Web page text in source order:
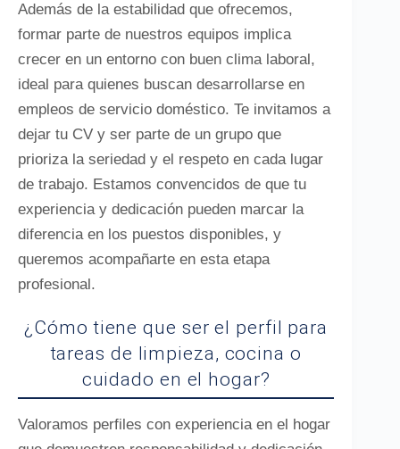
Además de la estabilidad que ofrecemos,
formar parte de nuestros equipos implica
crecer en un entorno con buen clima laboral,
ideal para quienes buscan desarrollarse en
empleos de servicio doméstico. Te invitamos a
dejar tu CV y ser parte de un grupo que
prioriza la seriedad y el respeto en cada lugar
de trabajo. Estamos convencidos de que tu
experiencia y dedicación pueden marcar la
diferencia en los puestos disponibles, y
queremos acompañarte en esta etapa
profesional.
¿Cómo tiene que ser el perfil para
tareas de limpieza, cocina o
cuidado en el hogar?
Valoramos perfiles con experiencia en el hogar